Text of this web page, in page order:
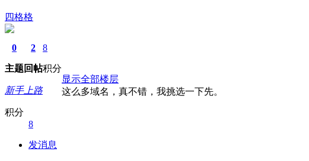
四格格
0
主题
2
回帖
8
积分
新手上路
积分
8
发消息
显示全部楼层
这么多域名，真不错，我挑选一下先。